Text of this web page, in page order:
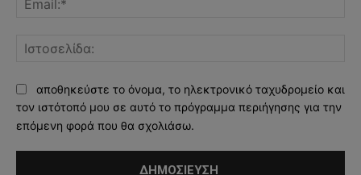
αποθηκεύστε το όνομα, το ηλεκτρονικό ταχυδρομείο και
τον ιστότοπό μου σε αυτό το πρόγραμμα περιήγησης για την
επόμενη φορά που θα σχολιάσω.